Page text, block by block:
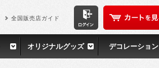
全国販売店ガイド
オリジナルグッズ デコレーション